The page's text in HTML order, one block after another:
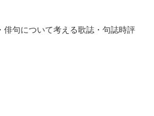
俳句について考える歌誌・句誌時評